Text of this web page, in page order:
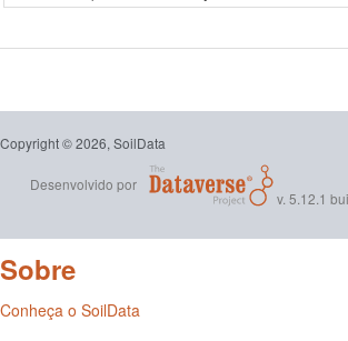
Copyright © 2026, SoilData
Desenvolvido por
v. 5.12.1
Sobre
Conheça o SoilData